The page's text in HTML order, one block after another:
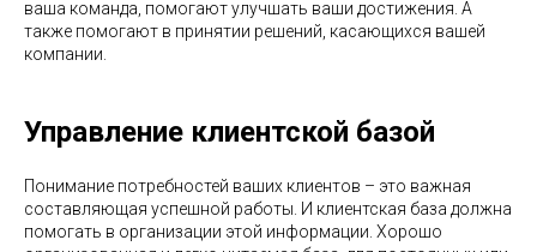
ваша команда, помогают улучшать ваши достижения. А
также помогают в принятии решений, касающихся вашей
компании.
Управление клиентской базой
Понимание потребностей ваших клиентов – это важная
составляющая успешной работы. И клиентская база должна
помогать в организации этой информации. Хорошо